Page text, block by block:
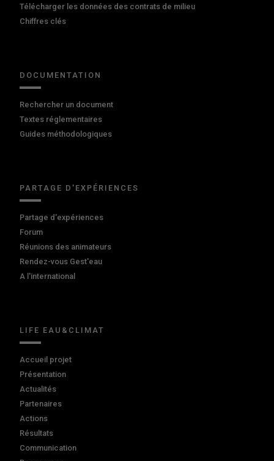
Télécharger les données des contrats de milieu
Chiffres clés
DOCUMENTATION
Rechercher un document
Textes réglementaires
Guides méthodologiques
PARTAGE D'EXPÉRIENCES
Partage d'expériences
Forum
Réunions des animateurs
Rendez-vous Gest'eau
A l'international
LIFE EAU&CLIMAT
Accueil projet
Présentation
Actualités
Partenaires
Actions
Résultats
Communication